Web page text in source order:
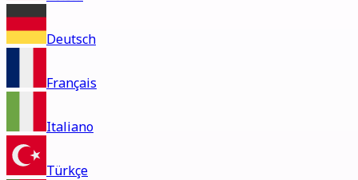
Deutsch
Français
Italiano
Türkçe